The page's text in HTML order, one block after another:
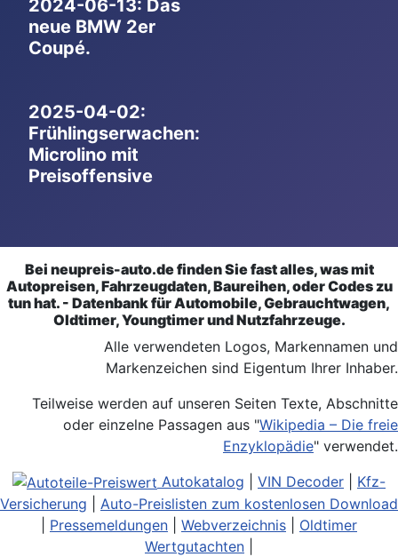
2024-06-13: Das
neue BMW 2er
Coupé.
2025-04-02:
Frühlingserwachen:
Microlino mit
Preisoffensive
Bei neupreis-auto.de finden Sie fast alles, was mit
Autopreisen, Fahrzeugdaten, Baureihen, oder Codes zu
tun hat. - Datenbank für Automobile, Gebrauchtwagen,
Oldtimer, Youngtimer und Nutzfahrzeuge.
Alle verwendeten Logos, Markennamen und
Markenzeichen sind Eigentum Ihrer Inhaber.
Teilweise werden auf unseren Seiten Texte, Abschnitte
oder einzelne Passagen aus "Wikipedia – Die freie
Enzyklopädie" verwendet.
Autokatalog
VIN Decoder
Kfz-
Versicherung
Auto-Preislisten zum kostenlosen Download
Pressemeldungen Webverzeichnis
Oldtimer
Wertgutachten